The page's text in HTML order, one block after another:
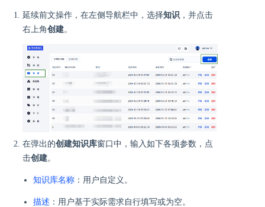
延续前文操作，在左侧导航栏中，选择知识 ，并点击
右上角创建。
在弹出的创建知识库窗口中，输入如下各项参数，点
击创建。
知识库名称 ：用户自定义。
描述 ：用户基于实际需求自行填写或为空。